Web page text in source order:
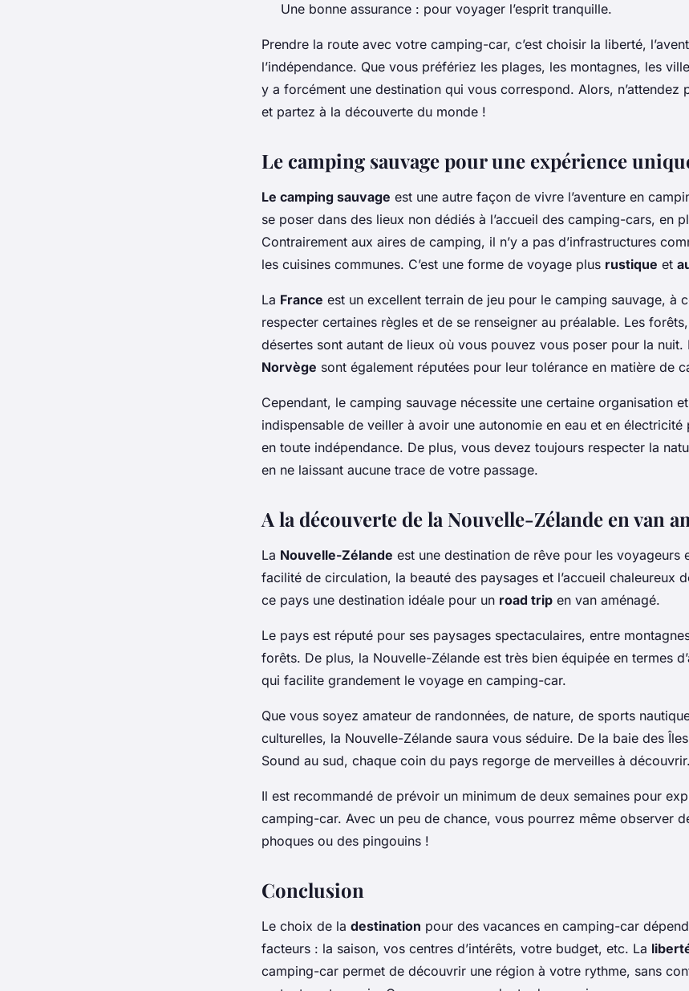
Une bonne assurance : pour voyager l’esprit tranquille.
Prendre la route avec votre camping-car, c’est choisir la liberté,
l’indépendance. Que vous préfériez les plages, les montagnes, les
y a forcément une destination qui vous correspond. Alors, n’attendez
et partez à la découverte du monde !
Le camping sauvage pour une expérience
Le camping sauvage est une autre façon de vivre l’aventure en
se poser dans des lieux non dédiés à l’accueil des camping-cars, en
Contrairement aux aires de camping, il n’y a pas d’infrastructures
les cuisines communes. C’est une forme de voyage plus rustique et
La France est un excellent terrain de jeu pour le camping sauvage, à
respecter certaines règles et de se renseigner au préalable. Les
désertes sont autant de lieux où vous pouvez vous poser pour la nuit.
Norvège sont également réputées pour leur tolérance en matière de
Cependant, le camping sauvage nécessite une certaine organisation
indispensable de veiller à avoir une autonomie en eau et en
en toute indépendance. De plus, vous devez toujours respecter la
en ne laissant aucune trace de votre passage.
A la découverte de la Nouvelle-Zélande en van
La Nouvelle-Zélande est une destination de rêve pour les voyageurs
facilité de circulation, la beauté des paysages et l’accueil chaleureux
ce pays une destination idéale pour un road trip en van aménagé.
Le pays est réputé pour ses paysages spectaculaires, entre
forêts. De plus, la Nouvelle-Zélande est très bien équipée en termes
qui facilite grandement le voyage en camping-car.
Que vous soyez amateur de randonnées, de nature, de sports
culturelles, la Nouvelle-Zélande saura vous séduire. De la baie des
Sound au sud, chaque coin du pays regorge de merveilles à découvrir.
Il est recommandé de prévoir un minimum de deux semaines pour
camping-car. Avec un peu de chance, vous pourrez même observer
phoques ou des pingouins !
Conclusion
Le choix de la destination pour des vacances en camping-car
facteurs : la saison, vos centres d’intérêts, votre budget, etc. La
camping-car permet de découvrir une région à votre rythme, sans